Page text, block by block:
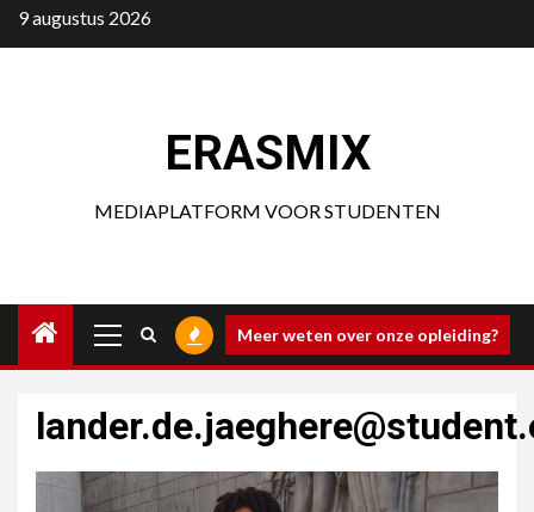
Ga
naar
9 augustus 2026
ERASMIX
MEDIAPLATFORM VOOR STUDENTEN
menu
Meer weten over onze opleiding?